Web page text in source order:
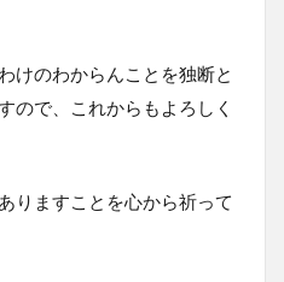
けのわからんことを独断と
ので、これからもよろしく
りますことを心から祈って